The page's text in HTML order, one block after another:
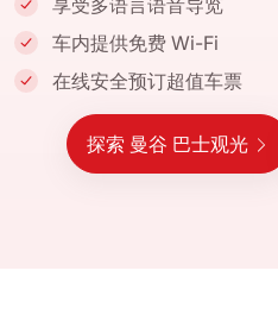
享受多语言语音导览
车内提供免费 Wi-Fi
在线安全预订超值车票
探索 曼谷 巴士观光